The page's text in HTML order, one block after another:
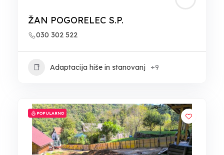
ŽAN POGORELEC S.P.
030 302 522
Adaptacija hiše in stanovanj +9
POPULARNO